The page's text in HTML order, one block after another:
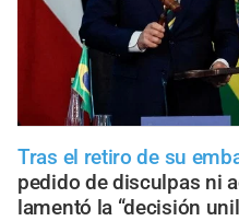
Tras el retiro de su
pedido de disculpas ni
lamentó la “decisión